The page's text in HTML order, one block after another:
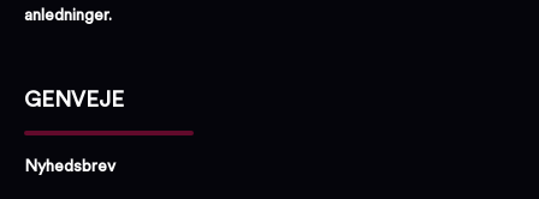
anledninger.
GENVEJE
Nyhedsbrev